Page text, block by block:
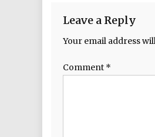
Leave a Reply
Your email address
Comment *